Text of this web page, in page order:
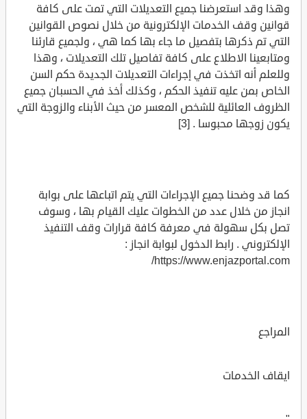
وهذا وقد استعرضنا جميع التعديلات التي تمت على كافة
قوانين وقف الخدمات الإلكترونية من خلال نصوص القوانين
التي تم ذكرها بتفصيل ما جاء بها كما هي ، ولجميع قارئنا
ومتابعينا الاطلاع على كافة تفاصيل تلك التعديلات ، وهذا
وللعلم أنه اتخذت في إجراءات التعديلات الجديدة حكم السن
الخاص بمن عليه تنفيذ الحكم ، وكذلك أخذ في الحسبان جميع
الظروف العائلية للشخص المعسر من حيث الأبناء والزوجة التي
يكون زوجها محبوسا . [3]
كما قد وضحنا جميع الإجراءات التي يتم اتباعها على بوابة
انجاز من خلال عدد من الخطوات عليك القيام بها ، وسوف
تصل بكل سهولة في معرفة كافة قرارات وقف التنفيذ
الإلكتروني . رابط الدخول لبوابة انجاز :
https://www.enjazportal.com/
المراجع
ايقاف الخدمات